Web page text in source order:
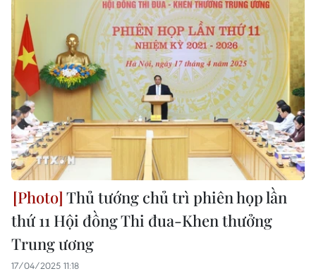
Thủ tướng chủ trì phiên họp lần
thứ 11 Hội đồng Thi đua-Khen thưởng
Trung ương
17/04/2025 11:18